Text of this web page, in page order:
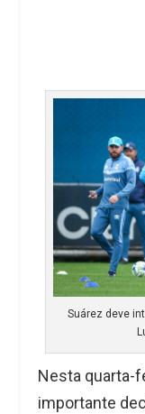
Suárez deve
Nesta quarta-
importante